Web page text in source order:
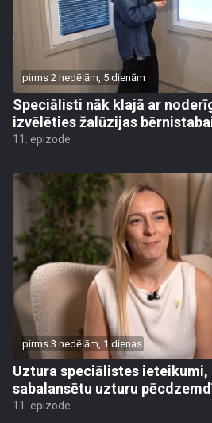
pirms 2 nedēļām, 5 dienām
Speciālisti nāk klajā ar
izvēlēties žalūzijas
11. epizode
pirms 3 nedēļām, 1 dienas
Uztura speciālistes ieteikumi,
sabalansētu uzturu
11. epizode